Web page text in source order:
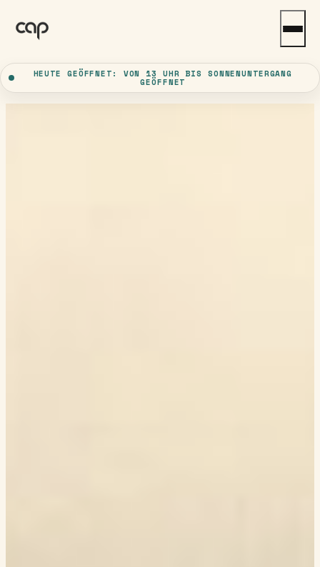
Zum Hauptinhalt springen
Footer springen
HEUTE GEÖFFNET: VON 13 UHR BIS SONNENUNTERGANG
GEÖFFNET
CAP · EST. PINNEBERG SAISON · MAI – OKTOBER